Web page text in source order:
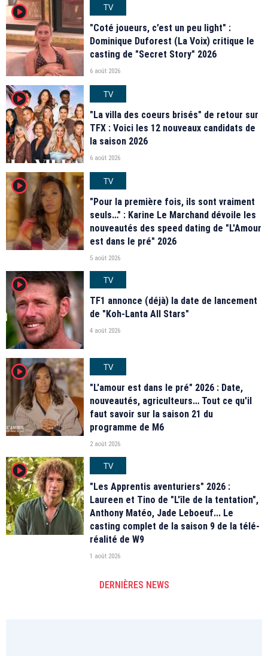
player2
TV
"Coté joueurs, c’est un peu light" :
Dominique Duforest (La Voix) critique le
casting de "Secret Story" 2026
6 août 2026
player2
TV
"La villa des coeurs brisés" de retour sur
TFX : Voici les 12 nouveaux candidats de
la saison 2026
6 août 2026
player2
TV
"Pour la première fois, ils sont vraiment
seuls…" : Karine Le Marchand dévoile les
nouveautés des speed dating de "L'Amour
est dans le pré" 2026
5 août 2026
player2
TV
TF1 annonce (déjà) la date de lancement
de "Koh-Lanta All Stars"
4 août 2026
player2
TV
"L'amour est dans le pré" 2026 : Date,
nouveautés, agriculteurs… Tout ce qu'il
faut savoir sur la saison 21 du
programme de M6
2 août 2026
player2
TV
"Les Apprentis aventuriers" 2026 :
Laureen et Tino de "L'île de la tentation",
Anthony Matéo, Jade Leboeuf... Le
casting complet de la saison 9 de la télé-
réalité de W9
1 août 2026
DERNIÈRES NEWS